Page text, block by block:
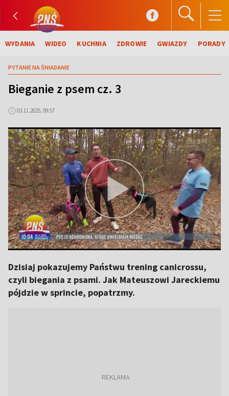
WYDANIA WIDEO KUCHNIA ZDROWIE GWIAZDY PORADY
PYTANIE NA ŚNIADANIE
Bieganie z psem cz. 3
03.11.2025, 09:57
Dzisiaj pokazujemy Państwu trening canicrossu,
czyli biegania z psami. Jak Mateuszowi Jareckiemu
pójdzie w sprincie, popatrzmy.